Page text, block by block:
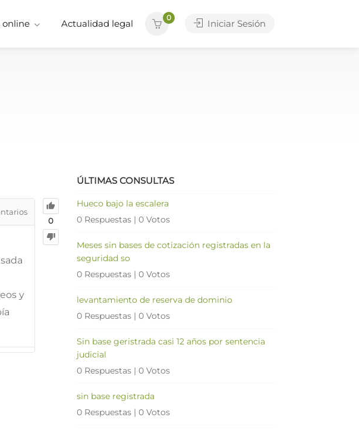
online Actualidad legal
0
Iniciar Sesión
0
y
ÚLTIMAS CONSULTAS
Hueco bajo la escalera
0 Respuestas | 0 Votos
Meses sin bases de cotización registradas en la
seguridad so
0 Respuestas | 0 Votos
levantamiento de reserva de dominio
0 Respuestas | 0 Votos
Sin base geristrada casi 12 años por sentencia
judicial
0 Respuestas | 0 Votos
sin base registrada
0 Respuestas | 0 Votos